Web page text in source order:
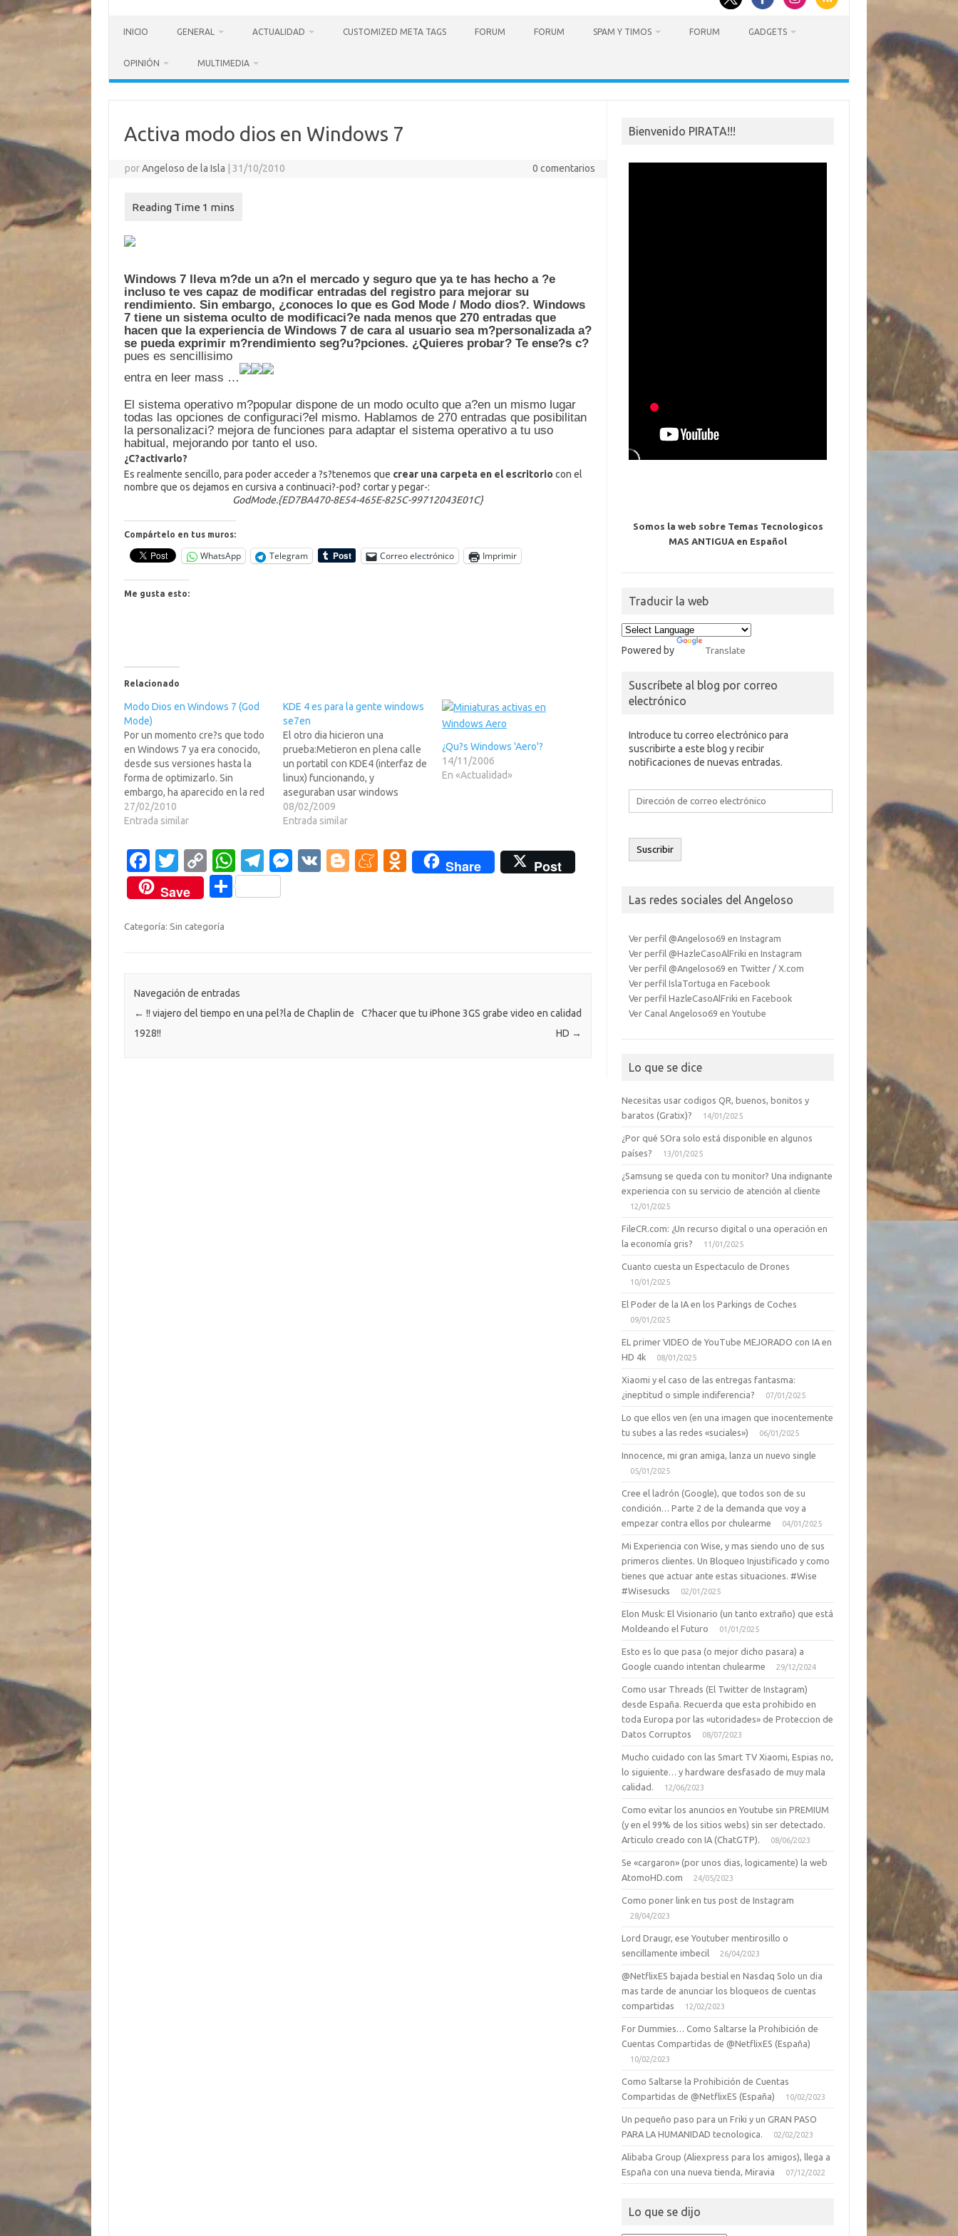
INICIO GENERAL ACTUALIDAD CUSTOMIZED META TAGS FORUM FORUM SPAM Y TIMOS FORUM GADGETS
OPINIÓN MULTIMEDIA
Activa modo dios en Windows 7
porAngeloso de la Isla 31/10/2010 0 comentarios
Windows 7 lleva m?de un a?n el mercado y seguro que ya te has hecho a ?e
incluso te ves capaz de modificar entradas del registro para mejorar su
rendimiento. Sin embargo, ¿conoces lo que es God Mode / Modo dios?. Windows
7 tiene un sistema oculto de modificaci?e nada menos que 270 entradas que
hacen que la experiencia de Windows 7 de cara al usuario sea m?personalizada a?
se pueda exprimir m?rendimiento seg?u?pciones. ¿Quieres probar? Te ense?s c?
pues es sencillisimo
entra en leer mass …
El sistema operativo m?popular dispone de un modo oculto que a?en un mismo lugar
todas las opciones de configuraci?el mismo. Hablamos de 270 entradas que posibilitan
la personalizaci? mejora de funciones para adaptar el sistema operativo a tu uso
habitual, mejorando por tanto el uso.
¿C?activarlo?
Es realmente sencillo, para poder acceder a ?s?tenemos que crear una carpeta en el escritorio con el
nombre que os dejamos en cursiva a continuaci?-pod? cortar y pegar-:
GodMode.{ED7BA470-8E54-465E-825C-99712043E01C}
Compártelo en tus muros:
WhatsApp Telegram Correo electrónico Imprimir
Me gusta esto:
Relacionado
Modo Dios en Windows 7 (God
Mode)
Por un momento cre?s que todo
en Windows 7 ya era conocido,
desde sus versiones hasta la
forma de optimizarlo. Sin
embargo, ha aparecido en la red
cierta informaci?ue "activa" una
secci?culta del sistema
bautizado como "Modo Dios". El
t?ino, si bien suele ser…
27/02/2010
Entrada similar
KDE 4 es para la gente windows
se7en
El otro dia hicieron una
prueba:Metieron en plena calle
un portatil con KDE4 (interfaz de
linux) funcionando, y
aseguraban usar windows
se7en.De paso preguntaron a la
gente si creian que es Windows
predecesor (Vista).Y a ambas
preguntas la respuesta de todos
08/02/2009
Entrada similar
¿Qu?s Windows 'Aero'?
14/11/2006
En «Actualidad»
Fa
c
e
b
k
T
w
it
te
C
o
p
y
k
W
h
at
p
T
el
e
M
V
Bl
M O
ik
Share
Post
Save
C
ti
r
Categoría: Sin categoría
Navegación de entradas
← !! viajero del tiempo en una pel?la de Chaplin de
1928!!
C?hacer que tu iPhone 3GS grabe video en calidad
HD →
Bienvenido PIRATA!!!
Somos la web sobre Temas Tecnologicos
MAS ANTIGUA en Español
Traducir la web
Powered by Translate
Suscríbete al blog por correo
electrónico
Introduce tu correo electrónico para
suscribirte a este blog y recibir
notificaciones de nuevas entradas.
Dirección
electrónico
Suscribir
Las redes sociales del Angeloso
Ver perfil @Angeloso69 en Instagram
Ver perfil @HazleCasoAlFriki en Instagram
Ver perfil @Angeloso69 en Twitter / X.com
Ver perfil IslaTortuga en Facebook
Ver perfil HazleCasoAlFriki en Facebook
Ver Canal Angeloso69 en Youtube
Lo que se dice
Necesitas usar codigos QR, buenos, bonitos y
baratos (Gratix)?
14/01/2025
¿Por qué SOra solo está disponible en algunos
países?
13/01/2025
¿Samsung se queda con tu monitor? Una indignante
experiencia con su servicio de atención al cliente
12/01/2025
FileCR.com: ¿Un recurso digital o una operación en
la economía gris?
11/01/2025
Cuanto cuesta un Espectaculo de Drones
10/01/2025
El Poder de la IA en los Parkings de Coches
09/01/2025
EL primer VIDEO de YouTube MEJORADO con IA en
HD 4k
08/01/2025
Xiaomi y el caso de las entregas fantasma:
¿ineptitud o simple indiferencia?
07/01/2025
Lo que ellos ven (en una imagen que inocentemente
tu subes a las redes «suciales»)
06/01/2025
Innocence, mi gran amiga, lanza un nuevo single
05/01/2025
Cree el ladrón (Google), que todos son de su
condición… Parte 2 de la demanda que voy a
empezar contra ellos por chulearme
04/01/2025
Mi Experiencia con Wise, y mas siendo uno de sus
primeros clientes. Un Bloqueo Injustificado y como
tienes que actuar ante estas situaciones. #Wise
#Wisesucks
02/01/2025
Elon Musk: El Visionario (un tanto extraño) que está
Moldeando el Futuro
01/01/2025
Esto es lo que pasa (o mejor dicho pasara) a
Google cuando intentan chulearme
29/12/2024
Como usar Threads (El Twitter de Instagram)
desde España. Recuerda que esta prohibido en
toda Europa por las «utoridades» de Proteccion de
Datos Corruptos
08/07/2023
Mucho cuidado con las Smart TV Xiaomi, Espias no,
lo siguiente… y hardware desfasado de muy mala
calidad.
12/06/2023
Como evitar los anuncios en Youtube sin PREMIUM
(y en el 99% de los sitios webs) sin ser detectado.
Articulo creado con IA (ChatGTP).
08/06/2023
Se «cargaron» (por unos dias, logicamente) la web
AtomoHD.com
24/05/2023
Como poner link en tus post de Instagram
28/04/2023
Lord Draugr, ese Youtuber mentirosillo o
sencillamente imbecil
26/04/2023
@NetflixES bajada bestial en Nasdaq Solo un dia
mas tarde de anunciar los bloqueos de cuentas
compartidas
12/02/2023
For Dummies… Como Saltarse la Prohibición de
Cuentas Compartidas de @NetflixES (España)
10/02/2023
Como Saltarse la Prohibición de Cuentas
Compartidas de @NetflixES (España)
10/02/2023
Un pequeño paso para un Friki y un GRAN PASO
PARA LA HUMANIDAD tecnologica.
02/02/2023
Alibaba Group (Aliexpress para los amigos), llega a
España con una nueva tienda, Miravia
07/12/2022
Lo que se dijo